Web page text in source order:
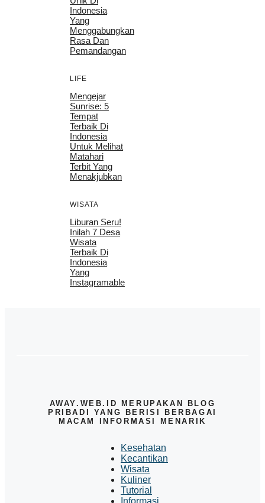
Indonesia
Yang
Menggabungkan
Rasa Dan
Pemandangan
LIFE
Mengejar
Sunrise: 5
Tempat
Terbaik Di
Indonesia
Untuk Melihat
Matahari
Terbit Yang
Menakjubkan
WISATA
Liburan Seru!
Inilah 7 Desa
Wisata
Terbaik Di
Indonesia
Yang
Instagramable
AWAY.WEB.ID MERUPAKAN BLOG
PRIBADI YANG BERISI BERBAGAI
MACAM INFORMASI MENARIK
Kesehatan
Kecantikan
Wisata
Kuliner
Tutorial